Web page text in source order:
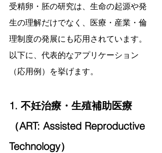
受精卵・胚の研究は、生命の起源や発
生の理解だけでなく、医療・産業・倫
理制度の発展にも応用されています。
以下に、代表的なアプリケーション
（応用例）を挙げます。
1. 不妊治療・生殖補助医療
（ART: Assisted Reproductive
Technology）